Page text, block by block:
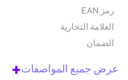
رمز EAN
‫العلامة التجارية
الضمان‬
عرض جميع المواصفات+